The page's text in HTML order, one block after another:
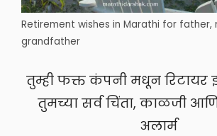
Retirement wishes in Marathi for father,
grandfather
तुम्ही फक्त कंपनी मधून
तुमच्या सर्व चिंता, काळजी
अलार्म